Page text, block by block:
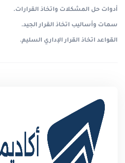
أدوات حل المشكلات واتخاذ القرارات.
سمات وأساليب اتخاذ القرار الجيد.
القواعد اتخاذ القرار الإداري السليم.